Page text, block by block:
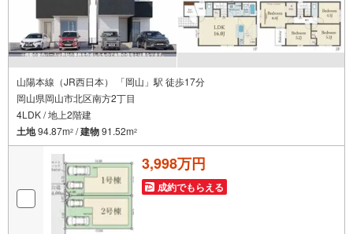
山陽本線（JR西日本） 「岡山」駅 徒歩17分
岡山県岡山市北区南方2丁目
4LDK / 地上2階建
土地94.87m2 /建物91.52m2
3,998万円
成約でもらえる